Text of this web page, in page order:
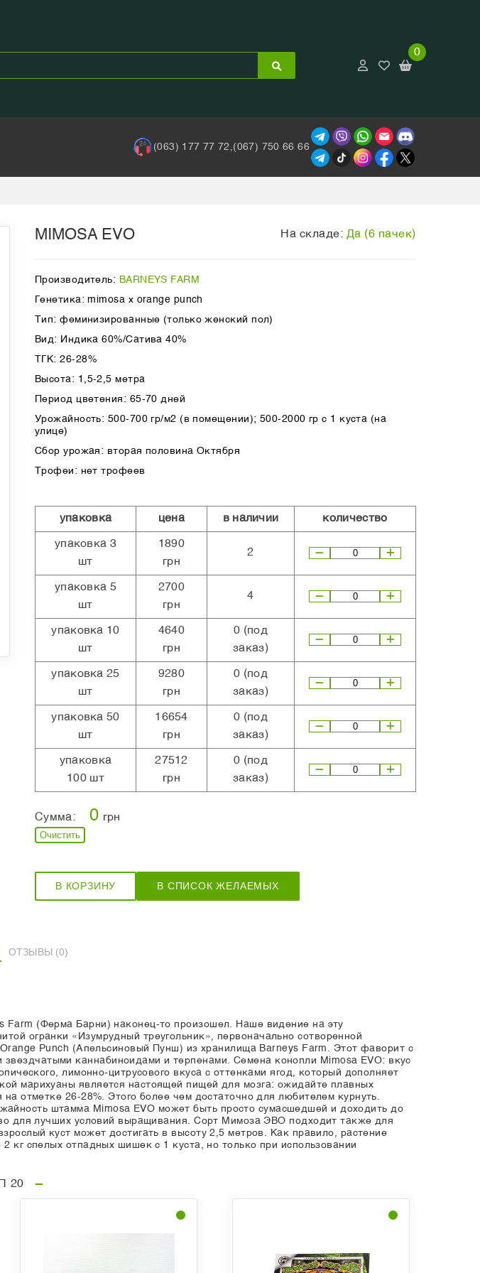
0
(063) 177 77 72, (067) 750 66 66
MIMOSA EVO На складе: Да (6 пачек)
Производитель: BARNEYS FARM
Генетика: mimosa x orange punch
Тип: феминизированные (только женский пол)
Вид: Индика 60%/Сатива 40%
ТГК: 26-28%
Высота: 1,5-2,5 метра
Период цветения: 65-70 дней
Урожайность: 500-700 гр/м2 (в помещении); 500-2000 гр с 1 куста (на
улице)
Сбор урожая: вторая половина Октября
Трофеи: нет трофеев
упаковка цена в наличии количество
упаковка 3
шт
1890
грн
2
упаковка 5
шт
2700
грн
4
упаковка 10
шт
4640
грн
0 (под
заказ)
упаковка 25
шт
9280
грн
0 (под
заказ)
упаковка 50
шт
16654
грн
0 (под
заказ)
упаковка
100 шт
27512
грн
0 (под
заказ)
Сумма: 0 грн
Очистить
В КОРЗИНУ В СПИСОК ЖЕЛАЕМЫХ
ОТЗЫВЫ (0)
(Ферма Барни) наконец-то произошел. Наше видение на эту
огранки «Изумрудный треугольник», первоначально сотворенной
Punch (Апельсиновый Пунш) из хранилища Barneys Farm. Этот фаворит с
каннабиноидами и терпенами. Семена конопли Mimosa EVO: вкус
лимонно-цитрусового вкуса с оттенками ягод, который дополняет
марихуаны является настоящей пищей для мозга: ожидайте плавных
отметке 26-28%. Этого более чем достаточно для любителем курнуть.
штамма Mimosa EVO может быть просто сумасшедшей и доходить до
для лучших условий выращивания. Сорт Мимоза ЭВО подходит также для
куст может достигать в высоту 2,5 метров. Как правило, растение
кг спелых отпадных шишек с 1 куста, но только при использовании
20